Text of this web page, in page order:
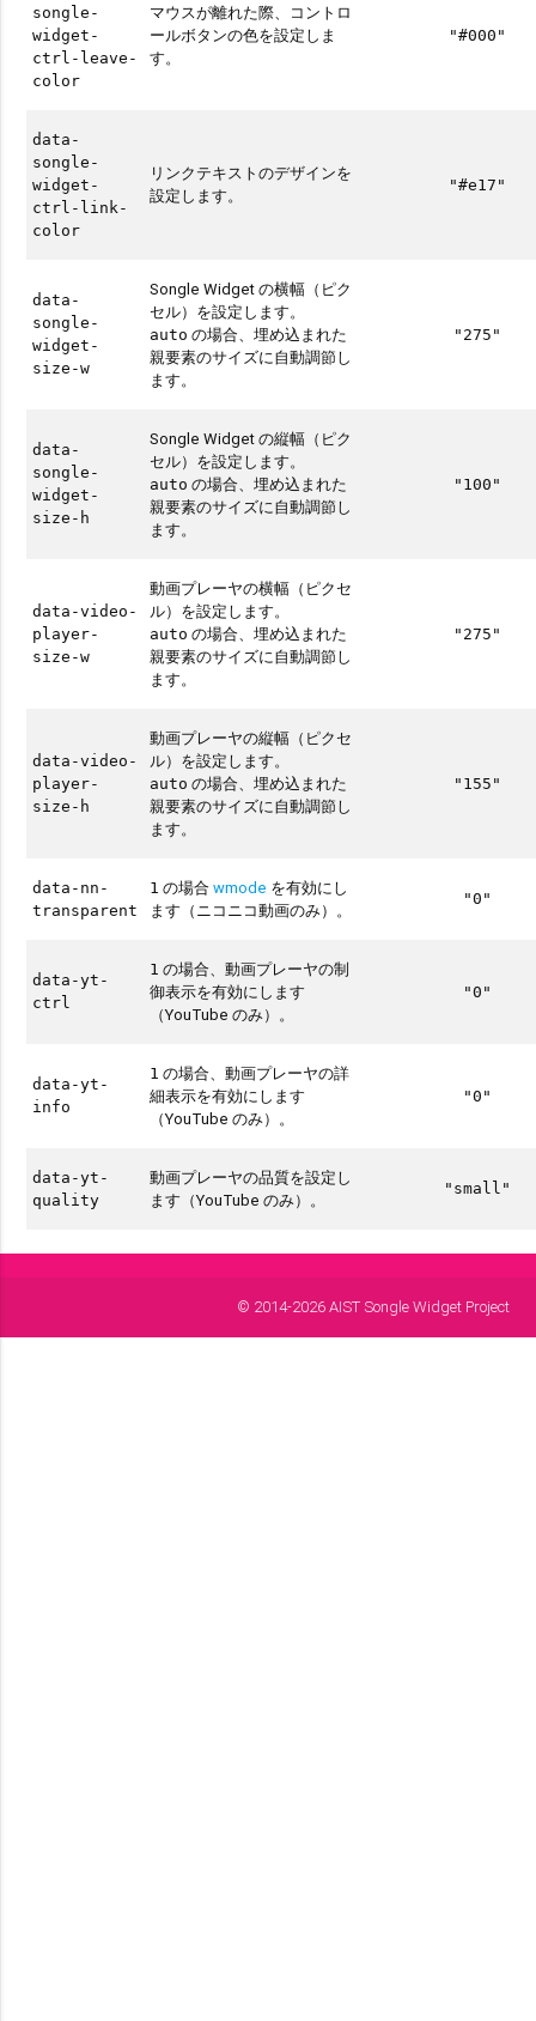
songle-
widget-
ctrl-leave-
color
マウスが離れた際、コントロ
ールボタンの色を設定しま
す。
"#000"
data-
songle-
widget-
ctrl-link-
color
リンクテキストのデザインを
設定します。
"#e17"
data-
songle-
widget-
size-w
Songle Widget の横幅（ピク
セル）を設定します。
auto の場合、埋め込まれた
親要素のサイズに自動調節し
ます。
"275"
data-
songle-
widget-
size-h
Songle Widget の縦幅（ピク
セル）を設定します。
auto の場合、埋め込まれた
親要素のサイズに自動調節し
ます。
"100"
data-video-
player-
size-w
動画プレーヤの横幅（ピクセ
ル）を設定します。
auto の場合、埋め込まれた
親要素のサイズに自動調節し
ます。
"275"
data-video-
player-
size-h
動画プレーヤの縦幅（ピクセ
ル）を設定します。
auto の場合、埋め込まれた
親要素のサイズに自動調節し
ます。
"155"
data-nn-
transparent
1 の場合wmode を有効にし
ます（ニコニコ動画のみ）。
"0"
data-yt-
ctrl
1 の場合、動画プレーヤの制
御表示を有効にします
（YouTube のみ）。
"0"
data-yt-
info
1 の場合、動画プレーヤの詳
細表示を有効にします
（YouTube のみ）。
"0"
data-yt-
quality
動画プレーヤの品質を設定し
ます（YouTube のみ）。
"small"
© 2014-2026 AIST Songle Widget Project